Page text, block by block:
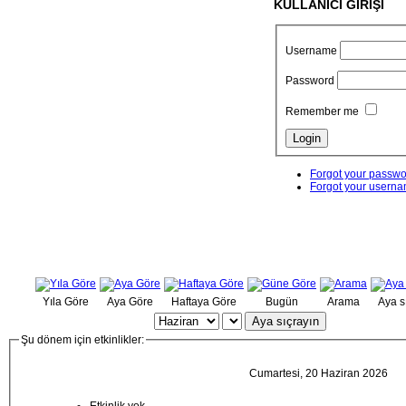
KULLANICI GİRİŞİ
Username
Password
Remember me
Forgot your
Forgot your
Yıla Göre Aya Göre Haftaya Göre Bugün Arama Aya
Aya sıçrayın
Şu dönem için etkinlikler:
Cumartesi, 20 Haziran 2026